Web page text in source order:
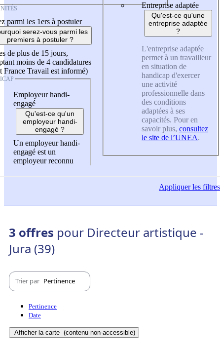
parmi les 1ers à postuler
serez-vous parmi les
premiers à postuler ?
de plus de 15 jours,
moins de 4 candidatures
France Travail est informé)
Employeur handi-
engagé
Qu'est-ce qu'un
employeur handi-
engagé ?
Un employeur handi-
engagé est un
employeur reconnu
Entreprise adaptée
Qu'est-ce qu'une
entreprise adaptée
?
L'entreprise adaptée
permet à un travailleur
en situation de
handicap d'exercer
une activité
professionnelle dans
des conditions
adaptées à ses
capacités. Pour en
savoir plus, consultez
le site de l’UNEA.
Appliquerles filtres
3 offres pour Directeur artistique -
Jura (39)
Trier par Pertinence
Pertinence
Date
Afficher la carte (contenu non-accessible)